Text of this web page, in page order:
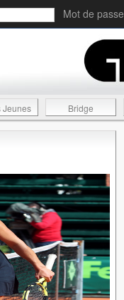
Mot de passe
Jeunes Bridge